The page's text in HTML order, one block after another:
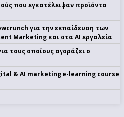
που εγκατέλειψαν προϊόντα
για την εκπαίδευση των
Marketing και στα AI εργαλεία
τους οποίους αγοράζει ο
& AI marketing e-learning course